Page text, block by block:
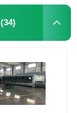
(34)